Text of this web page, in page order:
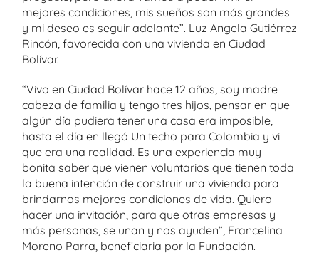
mejores condiciones, mis sueños son más grandes
y mi deseo es seguir adelante”. Luz Angela Gutiérrez
Rincón, favorecida con una vivienda en Ciudad
Bolívar.
“Vivo en Ciudad Bolívar hace 12 años, soy madre
cabeza de familia y tengo tres hijos, pensar en que
algún día pudiera tener una casa era imposible,
hasta el día en llegó Un techo para Colombia y vi
que era una realidad. Es una experiencia muy
bonita saber que vienen voluntarios que tienen toda
la buena intención de construir una vivienda para
brindarnos mejores condiciones de vida. Quiero
hacer una invitación, para que otras empresas y
más personas, se unan y nos ayuden”, Francelina
Moreno Parra, beneficiaria por la Fundación.